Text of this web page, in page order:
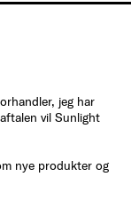
jeg har
vil Sunlight
nye produkter og